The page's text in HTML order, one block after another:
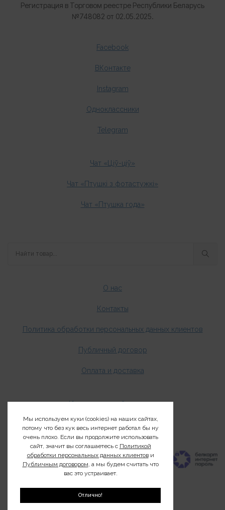
Регистрация в Торговом реестре Республики Беларусь
№748082 от 02.05.2025.
Facebook
ВКонтакте
Instagram
Одноклассники
Telegram
Чат «Ціў-ціў»
Чат «Птушкі з фотастужкі»
Чат «Птушка года»
О нас
Контакты
Политика обработки персональных данных клиентов
Публичный договор
Оплата и доставка
Издания о дикой природе
Клуб200
Мы используем куки (cookies) на наших сайтах,
потому что без кук весь интернет работал бы ну
очень плохо. Если вы продолжите использовать
сайт, значит вы соглашаетесь с Политикой
обработки персональных данных клиентови
Публичным договором, а мы будем считать что
вас это устраивает.
Отлично!